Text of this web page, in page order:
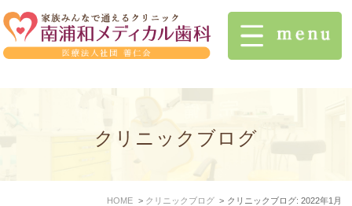
クリニックブログ
HOME クリニックブログ クリニックブログ: 2022年1月